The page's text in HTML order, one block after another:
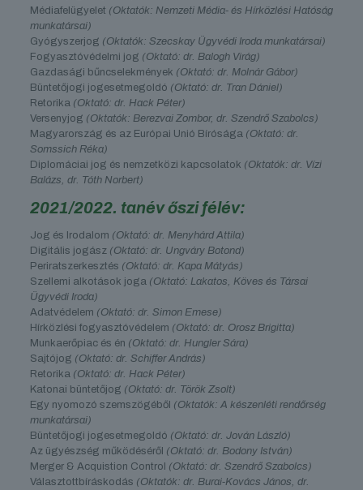
Médiafelügyelet (Oktatók: Nemzeti Média- és Hírközlési Hatóság
munkatársai)
Gyógyszerjog (Oktatók: Szecskay Ügyvédi Iroda munkatársai)
Fogyasztóvédelmi jog (Oktató: dr. Balogh Virág)
Gazdasági bűncselekmények (Oktató: dr. Molnár Gábor)
Büntetőjogi jogesetmegoldó (Oktató: dr. Tran Dániel)
Retorika (Oktató: dr. Hack Péter)
Versenyjog (Oktatók: Berezvai Zombor, dr. Szendrő Szabolcs)
Magyarország és az Európai Unió Bírósága (Oktató: dr.
Somssich Réka)
Diplomáciai jog és nemzetközi kapcsolatok (Oktatók: dr. Vízi
Balázs, dr. Tóth Norbert)
2021/2022. tanév őszi félév:
Jog és Irodalom (Oktató: dr. Menyhárd Attila)
Digitális jogász (Oktató: dr. Ungváry Botond)
Periratszerkesztés (Oktató: dr. Kapa Mátyás)
Szellemi alkotások joga (Oktató: Lakatos, Köves és Társai
Ügyvédi Iroda)
Adatvédelem (Oktató: dr. Simon Emese)
Hírközlési fogyasztóvédelem (Oktató: dr. Orosz Brigitta)
Munkaerőpiac és én (Oktató: dr. Hungler Sára)
Sajtójog (Oktató: dr. Schiffer András)
Retorika (Oktató: dr. Hack Péter)
Katonai büntetőjog (Oktató: dr. Török Zsolt)
Egy nyomozó szemszögéből (Oktatók: A készenléti rendőrség
munkatársai)
Büntetőjogi jogesetmegoldó (Oktató: dr. Jován László)
Az ügyészség működéséről (Oktató: dr. Bodony István)
Merger & Acquistion Control (Oktató: dr. Szendrő Szabolcs)
Választottbíráskodás (Oktatók: dr. Burai-Kovács János, dr.